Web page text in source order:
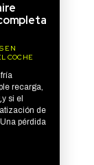
EN
COCHE
recarga,
si el
de
pérdida